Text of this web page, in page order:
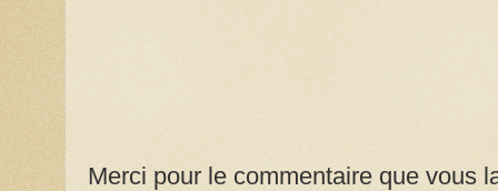
Merci pour le commentaire que vous